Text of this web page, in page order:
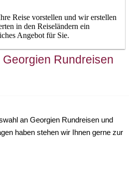
Reise vorstellen und wir erstellen
in den Reiseländern ein
Angebot für Sie.
Rundreisen
an Georgien Rundreisen und
haben stehen wir Ihnen gerne zur